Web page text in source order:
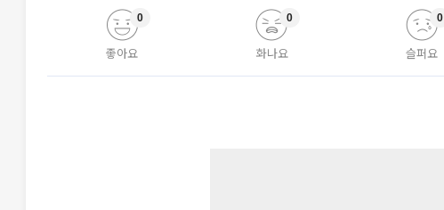
좋아요
0
화나요
0
슬퍼요
0